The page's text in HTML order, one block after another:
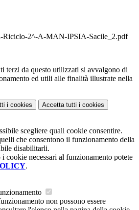
Riciclo-2^-A-MAN-IPSIA-Sacile_2.pdf
terzi da questo utilizzati si avvalgono di
ed utili alle finalità illustrate nella
i cookies Accetta tutti i cookies
scegliere quali cookie consentire.
che consentono il funzionamento della
disabilitarli.
cookie necessari al funzionamento potete
.
non possono essere